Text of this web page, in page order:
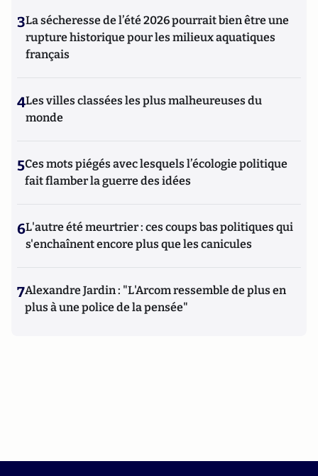
3La sécheresse de l’été 2026 pourrait bien être une
rupture historique pour les milieux aquatiques
français
4Les villes classées les plus malheureuses du
monde
5Ces mots piégés avec lesquels l’écologie politique
fait flamber la guerre des idées
6L'autre été meurtrier : ces coups bas politiques qui
s'enchaînent encore plus que les canicules
7Alexandre Jardin : "L'Arcom ressemble de plus en
plus à une police de la pensée"